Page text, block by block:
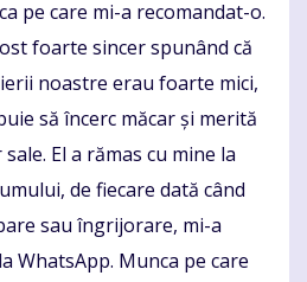
pe care mi-a recomandat-o.
foarte sincer spunând că
noastre erau foarte mici,
să încerc măcar și merită
El a rămas cu mine la
de fiecare dată când
sau îngrijorare, mi-a
WhatsApp. Munca pe care